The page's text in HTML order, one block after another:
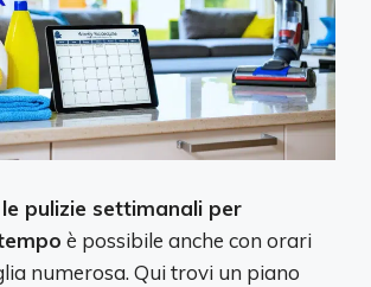
pulizie settimanali per
è possibile anche con orari
numerosa. Qui trovi un piano